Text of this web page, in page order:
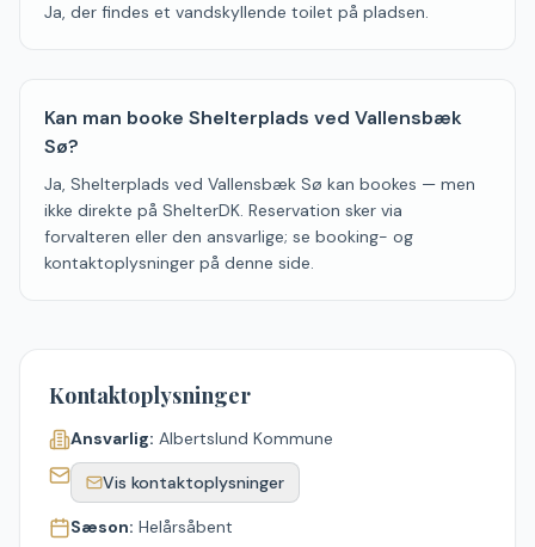
Ja, der findes et vandskyllende toilet på pladsen.
Kan man booke Shelterplads ved Vallensbæk
Sø?
Ja, Shelterplads ved Vallensbæk Sø kan bookes — men
ikke direkte på ShelterDK. Reservation sker via
forvalteren eller den ansvarlige; se booking- og
kontaktoplysninger på denne side.
Kontaktoplysninger
Ansvarlig: Albertslund Kommune
Vis kontaktoplysninger
Sæson: Helårsåbent